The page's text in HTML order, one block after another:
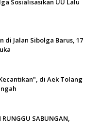
Sosialisasikan UU Lalu
di Jalan Sibolga Barus, 17
di Aek Tolang
RUNGGU SABUNGAN,